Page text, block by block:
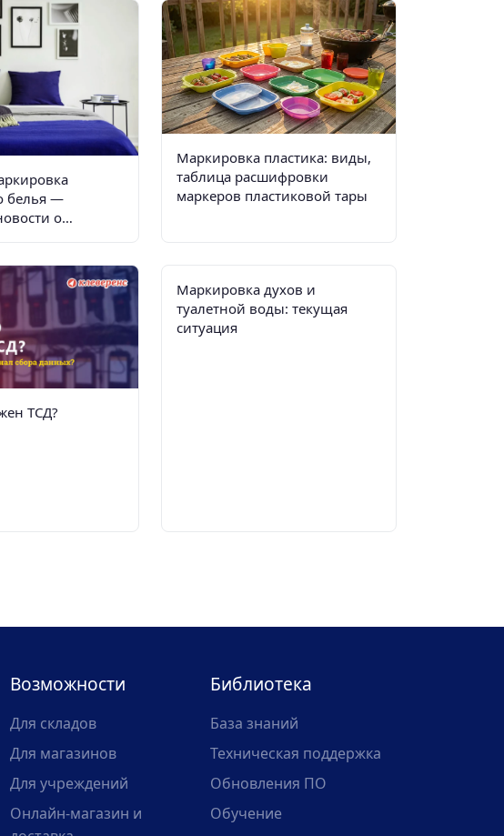
белья —
о
Маркировка пластика: виды,
таблица расшифровки
маркеров пластиковой тары
ТСД?
Маркировка духов и
туалетной воды: текущая
ситуация
Возможности
Для складов
Для магазинов
Для учреждений
Онлайн-магазин и
Библиотека
База знаний
Техническая поддержка
Обновления ПО
Обучение